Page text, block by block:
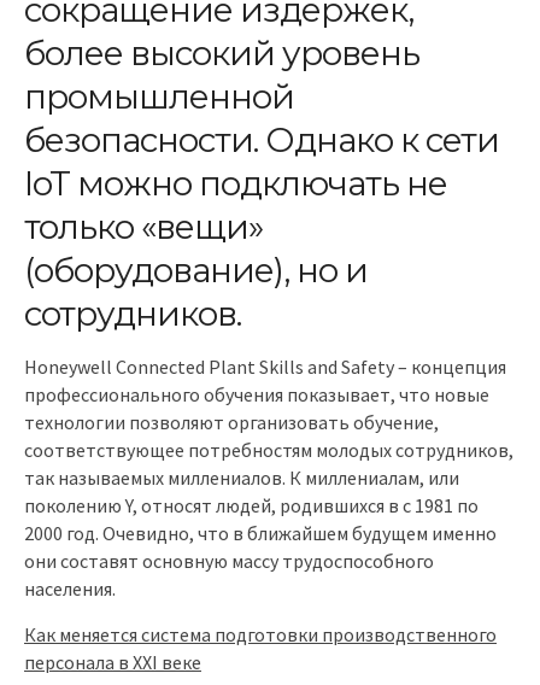
сокращение издержек,
более высокий уровень
промышленной
безопасности. Однако к сети
IoT можно подключать не
только «вещи»
(оборудование), но и
сотрудников.
Honeywell Connected Plant Skills and Safety – концепция
профессионального обучения показывает, что новые
технологии позволяют организовать обучение,
соответствующее потребностям молодых сотрудников,
так называемых миллениалов. К миллениалам, или
поколению Y, относят людей, родившихся в с 1981 по
2000 год. Очевидно, что в ближайшем будущем именно
они составят основную массу трудоспособного
населения.
Как меняется система подготовки производственного
персонала в XXI веке